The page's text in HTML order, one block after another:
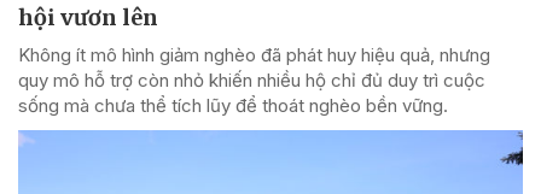
hội vươn lên
Không ít mô hình giảm nghèo đã phát huy hiệu quả, nhưng
quy mô hỗ trợ còn nhỏ khiến nhiều hộ chỉ đủ duy trì cuộc
sống mà chưa thể tích lũy để thoát nghèo bền vững.